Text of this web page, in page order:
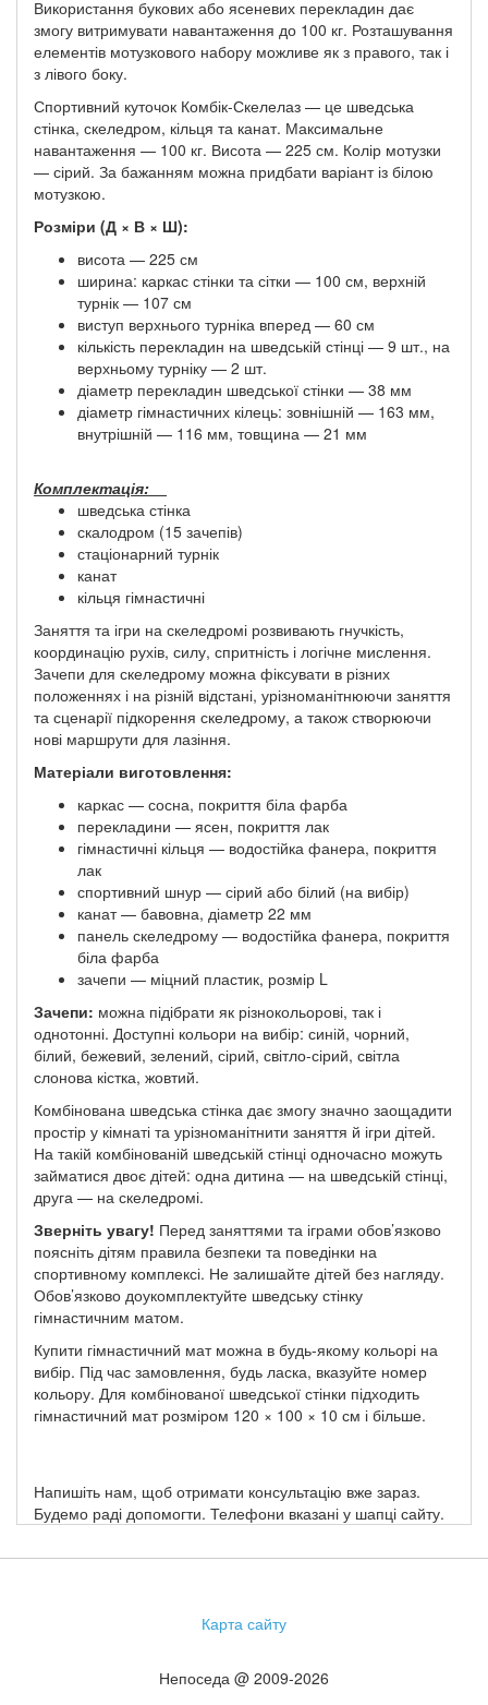
Використання букових або ясеневих перекладин дає
змогу витримувати навантаження до 100 кг. Розташування
елементів мотузкового набору можливе як з правого, так і
з лівого боку.
Спортивний куточок Комбік-Скелелаз — це шведська
стінка, скеледром, кільця та канат. Максимальне
навантаження — 100 кг. Висота — 225 см. Колір мотузки
— сірий. За бажанням можна придбати варіант із білою
мотузкою.
Розміри (Д × В × Ш):
висота — 225 см
ширина: каркас стінки та сітки — 100 см, верхній
турнік — 107 см
виступ верхнього турніка вперед — 60 см
кількість перекладин на шведській стінці — 9 шт., на
верхньому турніку — 2 шт.
діаметр перекладин шведської стінки — 38 мм
діаметр гімнастичних кілець: зовнішній — 163 мм,
внутрішній — 116 мм, товщина — 21 мм
Комплектація:
шведська стінка
скалодром (15 зачепів)
стаціонарний турнік
канат
кільця гімнастичні​
Заняття та ігри на скеледромі розвивають гнучкість,
координацію рухів, силу, спритність і логічне мислення.
Зачепи для скеледрому можна фіксувати в різних
положеннях і на різній відстані, урізноманітнюючи заняття
та сценарії підкорення скеледрому, а також створюючи
нові маршрути для лазіння.
Матеріали виготовлення:
каркас — сосна, покриття біла фарба
перекладини — ясен, покриття лак
гімнастичні кільця — водостійка фанера, покриття
лак
спортивний шнур — сірий або білий (на вибір)
канат — бавовна, діаметр 22 мм
панель скеледрому — водостійка фанера, покриття
біла фарба
зачепи — міцний пластик, розмір L
Зачепи: можна підібрати як різнокольорові, так і
однотонні. Доступні кольори на вибір: синій, чорний,
білий, бежевий, зелений, сірий, світло-сірий, світла
слонова кістка, жовтий.
Комбінована шведська стінка дає змогу значно заощадити
простір у кімнаті та урізноманітнити заняття й ігри дітей.
На такій комбінованій шведській стінці одночасно можуть
займатися двоє дітей: одна дитина — на шведській стінці,
друга — на скеледромі.
Зверніть увагу! Перед заняттями та іграми обов’язково
поясніть дітям правила безпеки та поведінки на
спортивному комплексі. Не залишайте дітей без нагляду.
Обов’язково доукомплектуйте шведську стінку
гімнастичним матом.
Купити гімнастичний мат можна в будь-якому кольорі на
вибір. Під час замовлення, будь ласка, вказуйте номер
кольору. Для комбінованої шведської стінки підходить
гімнастичний мат розміром 120 × 100 × 10 см і більше.
Напишіть нам, щоб отримати консультацію вже зараз.
Будемо раді допомогти. Телефони вказані у шапці сайту.
Карта сайту
Непоседа @ 2009-2026